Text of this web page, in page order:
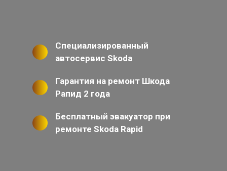
Специализированный
автосервис Skoda
Гарантия на ремонт Шкода
Рапид 2 года
Бесплатный эвакуатор при
ремонте Skoda Rapid